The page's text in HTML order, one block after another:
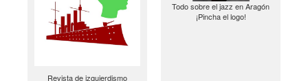
Revista de izquierdismo
Todo sobre el jazz en Aragón
¡Pincha el logo!